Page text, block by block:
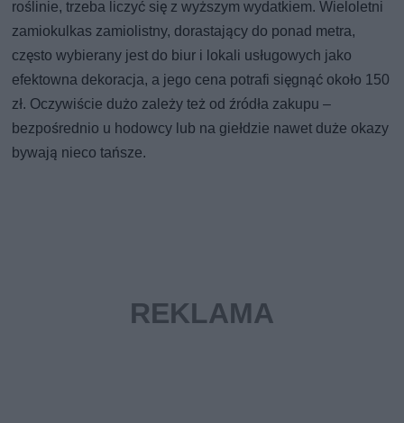
roślinie, trzeba liczyć się z wyższym wydatkiem. Wieloletni
zamiokulkas zamiolistny, dorastający do ponad metra,
często wybierany jest do biur i lokali usługowych jako
efektowna dekoracja, a jego cena potrafi sięgnąć około 150
zł. Oczywiście dużo zależy też od źródła zakupu –
bezpośrednio u hodowcy lub na giełdzie nawet duże okazy
bywają nieco tańsze.